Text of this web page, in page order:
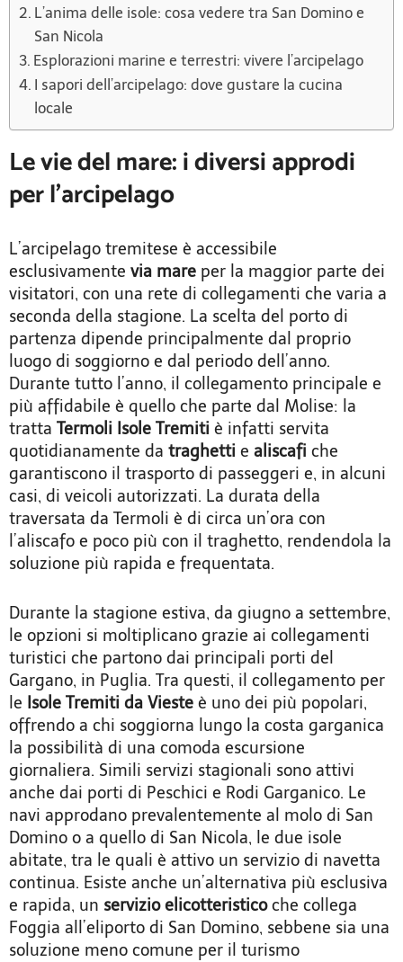
L’anima delle isole: cosa vedere tra San Domino e
San Nicola
Esplorazioni marine e terrestri: vivere l’arcipelago
I sapori dell’arcipelago: dove gustare la cucina
locale
Le vie del mare: i diversi approdi
per l’arcipelago
L’arcipelago tremitese è accessibile
esclusivamente via mare per la maggior parte dei
visitatori, con una rete di collegamenti che varia a
seconda della stagione. La scelta del porto di
partenza dipende principalmente dal proprio
luogo di soggiorno e dal periodo dell’anno.
Durante tutto l’anno, il collegamento principale e
più affidabile è quello che parte dal Molise: la
tratta Termoli Isole Tremiti è infatti servita
quotidianamente da traghetti e aliscafi che
garantiscono il trasporto di passeggeri e, in alcuni
casi, di veicoli autorizzati. La durata della
traversata da Termoli è di circa un’ora con
l’aliscafo e poco più con il traghetto, rendendola la
soluzione più rapida e frequentata.
Durante la stagione estiva, da giugno a settembre,
le opzioni si moltiplicano grazie ai collegamenti
turistici che partono dai principali porti del
Gargano, in Puglia. Tra questi, il collegamento per
le Isole Tremiti da Vieste è uno dei più popolari,
offrendo a chi soggiorna lungo la costa garganica
la possibilità di una comoda escursione
giornaliera. Simili servizi stagionali sono attivi
anche dai porti di Peschici e Rodi Garganico. Le
navi approdano prevalentemente al molo di San
Domino o a quello di San Nicola, le due isole
abitate, tra le quali è attivo un servizio di navetta
continua. Esiste anche un’alternativa più esclusiva
e rapida, un servizio elicotteristicoche collega
Foggia all’eliporto di San Domino, sebbene sia una
soluzione meno comune per il turismo